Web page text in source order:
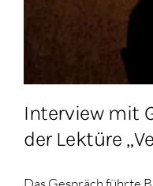
Interview mit
der Lektüre